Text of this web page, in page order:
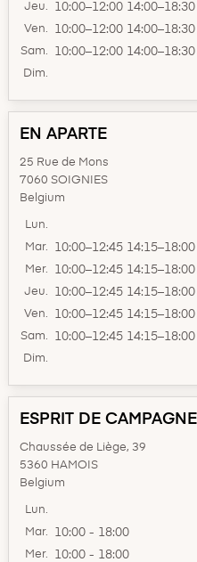
Jeu. 10:00–12:00 14:00–18:30
Ven. 10:00–12:00 14:00–18:30
Sam. 10:00–12:00 14:00–18:30
Dim.
EN APARTE
25 Rue de Mons
7060 SOIGNIES
Belgium
Lun.
Mar.
10:00–12:45 14:15–18:00
Mer. 10:00–12:45 14:15–18:00
Jeu. 10:00–12:45 14:15–18:00
Ven. 10:00–12:45 14:15–18:00
Sam. 10:00–12:45 14:15–18:00
Dim.
ESPRIT DE CAMPAGNE
Chaussée de Liège, 39
5360 HAMOIS
Belgium
Lun.
Mar.
10:00 - 18:00
Mer. 10:00 - 18:00